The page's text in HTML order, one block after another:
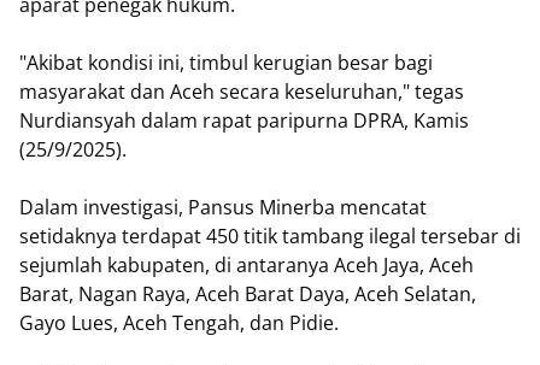
"Akibat kondisi ini, timbul kerugian besar bagi
masyarakat dan Aceh secara keseluruhan," tegas
Nurdiansyah dalam rapat paripurna DPRA, Kamis
(25/9/2025).
Dalam investigasi, Pansus Minerba mencatat
setidaknya terdapat 450 titik tambang ilegal tersebar di
sejumlah kabupaten, di antaranya Aceh Jaya, Aceh
Barat, Nagan Raya, Aceh Barat Daya, Aceh Selatan,
Gayo Lues, Aceh Tengah, dan Pidie.